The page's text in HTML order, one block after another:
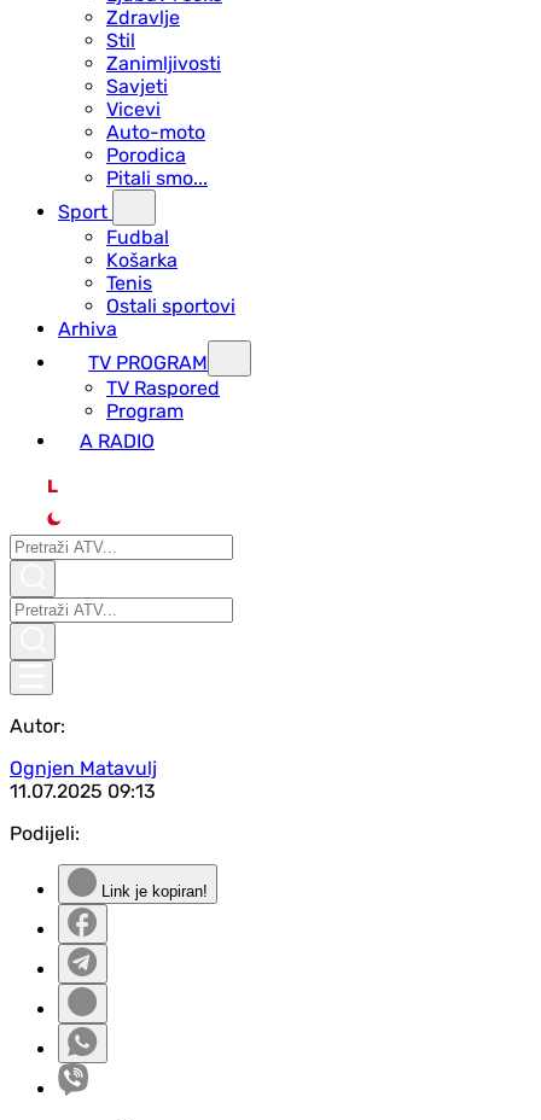
Zdravlje
Stil
Zanimljivosti
Savjeti
Vicevi
Auto-moto
Porodica
Pitali smo...
Sport
Fudbal
Košarka
Tenis
Ostali sportovi
Arhiva
TV PROGRAM
ТV Raspored
Program
A RADIO
L
Autor:
Ognjen Matavulj
11.07.2025 09:13
Podijeli:
Link je kopiran!